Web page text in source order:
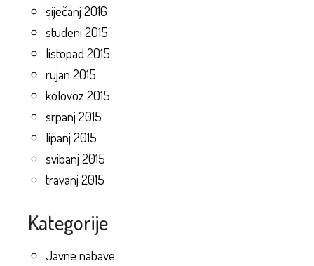
siječanj 2016
studeni 2015
listopad 2015
rujan 2015
kolovoz 2015
srpanj 2015
lipanj 2015
svibanj 2015
travanj 2015
Kategorije
Javne nabave